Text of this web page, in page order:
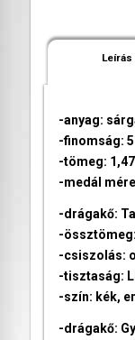
Leírás
-anyag:
-finomság:
-tömeg:
-medál
-drágakő:
-
-csiszolás:
-tisztaság: LI
-szín: kék,
-drágakő: